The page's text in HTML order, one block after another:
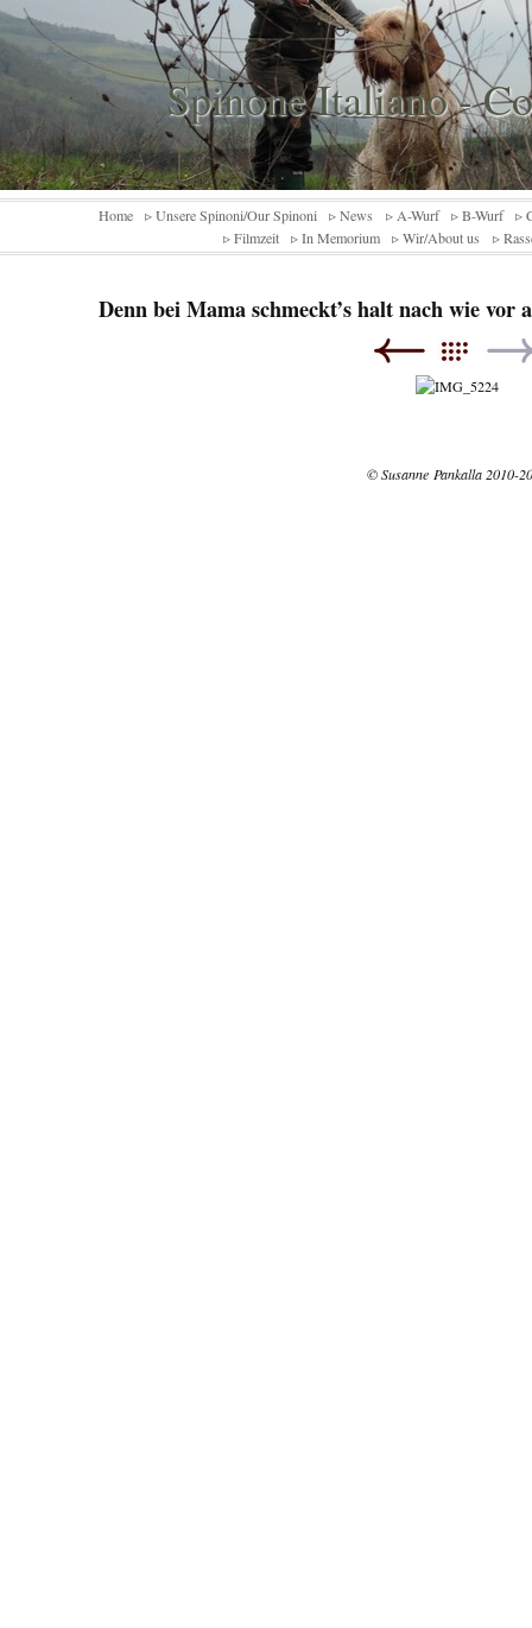
Spinone Italiano -
Home ▹ Unsere Spinoni/Our Spinoni ▹ News ▹ A-Wurf ▹ B-Wurf
▹
▹ Filmzeit
▹ In Memorium ▹ Wir/About us ▹
Denn bei Mama schmeckt’s halt nach wie vor
© Susanne Pankalla 2010-